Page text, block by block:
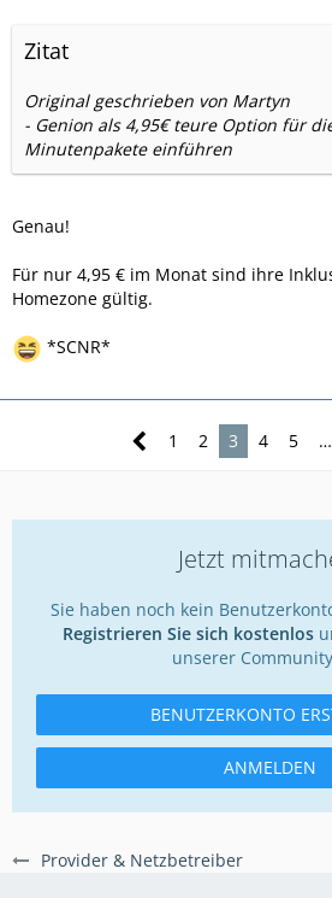
Provider & Netzbetreiber
Zitat
Original geschrieben von Martyn
- Genion als 4,95€ teure Option für
Minutenpakete einführen
Genau!
Für nur 4,95 € im Monat sind ihre
Homezone gültig.
*SCNR*
1 2 3 4 5 …
Jetzt
Sie haben noch kein
Registrieren Sie sich kostenlos
unserer
BENUTZERKONTO
ANMELDEN